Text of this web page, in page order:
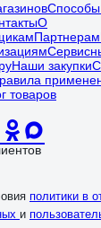
Способы
О
Партнерам
Наши закупки
товаров
политики в
и